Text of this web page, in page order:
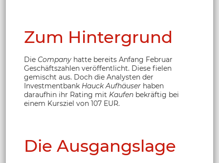
Zum Hintergrund
Die Company hatte bereits Anfang Februar
Geschäftszahlen veröffentlicht. Diese fielen
gemischt aus. Doch die Analysten der
Investmentbank Hauck Aufhäuser haben
daraufhin ihr Rating mit Kaufen bekräftig bei
einem Kursziel von 107 EUR.
Die Ausgangslage